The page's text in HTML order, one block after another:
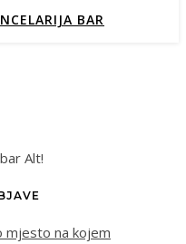
Alt!
mjesto na kojem